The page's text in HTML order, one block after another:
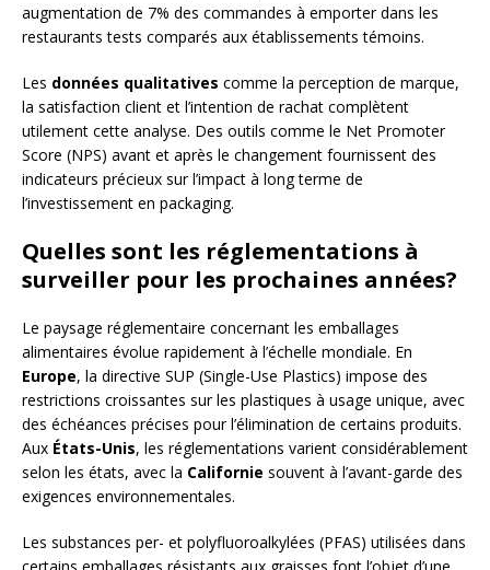
augmentation de 7% des commandes à emporter dans les
restaurants tests comparés aux établissements témoins.
Les données qualitatives comme la perception de marque,
la satisfaction client et l’intention de rachat complètent
utilement cette analyse. Des outils comme le Net Promoter
Score (NPS) avant et après le changement fournissent des
indicateurs précieux sur l’impact à long terme de
l’investissement en packaging.
Quelles sont les réglementations à
surveiller pour les prochaines années?
Le paysage réglementaire concernant les emballages
alimentaires évolue rapidement à l’échelle mondiale. En
Europe, la directive SUP (Single-Use Plastics) impose des
restrictions croissantes sur les plastiques à usage unique, avec
des échéances précises pour l’élimination de certains produits.
Aux États-Unis, les réglementations varient considérablement
selon les états, avec la Californie souvent à l’avant-garde des
exigences environnementales.
Les substances per- et polyfluoroalkylées (PFAS) utilisées dans